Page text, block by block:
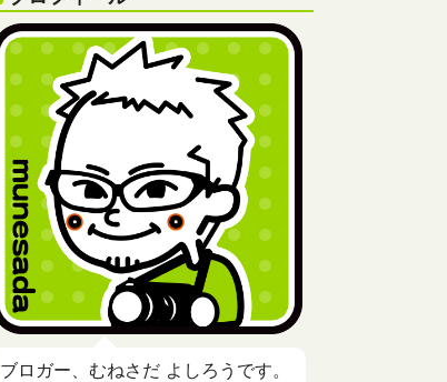
ブロガー、むねさだ よしろうです。